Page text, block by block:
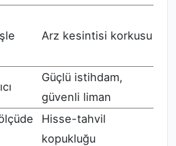
Arz kesintisi korkusu
Güçlü istihdam,
güvenli liman
Hisse-tahvil
kopukluğu